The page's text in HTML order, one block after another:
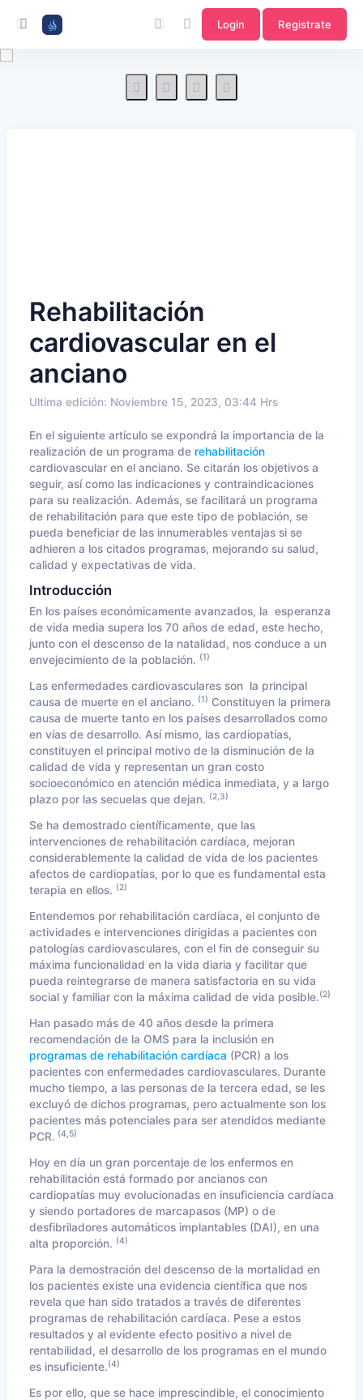
Login Registrate
Rehabilitación
cardiovascular en el
anciano
Ultima edición: Noviembre 15, 2023, 03:44 Hrs
En el siguiente artículo se expondrá la importancia de la
realización de un programa de rehabilitación
cardiovascular en el anciano. Se citarán los objetivos a
seguir, así como las indicaciones y contraindicaciones
para su realización. Además, se facilitará un programa
de rehabilitación para que este tipo de población, se
pueda beneficiar de las innumerables ventajas si se
adhieren a los citados programas, mejorando su salud,
calidad y expectativas de vida.
Introducción
En los países económicamente avanzados, la esperanza
de vida media supera los 70 años de edad, este hecho,
junto con el descenso de la natalidad, nos conduce a un
envejecimiento de la población. (1)
Las enfermedades cardiovasculares son la principal
causa de muerte en el anciano. (1) Constituyen la primera
causa de muerte tanto en los países desarrollados como
en vías de desarrollo. Así mismo, las cardiopatías,
constituyen el principal motivo de la disminución de la
calidad de vida y representan un gran costo
socioeconómico en atención médica inmediata, y a largo
plazo por las secuelas que dejan. (2,3)
Se ha demostrado científicamente, que las
intervenciones de rehabilitación cardíaca, mejoran
considerablemente la calidad de vida de los pacientes
afectos de cardiopatías, por lo que es fundamental esta
terapia en ellos. (2)
Entendemos por rehabilitación cardíaca, el conjunto de
actividades e intervenciones dirigidas a pacientes con
patologías cardiovasculares, con el fin de conseguir su
máxima funcionalidad en la vida diaria y facilitar que
pueda reintegrarse de manera satisfactoria en su vida
social y familiar con la máxima calidad de vida posible.(2)
Han pasado más de 40 años desde la primera
recomendación de la OMS para la inclusión en
programas de rehabilitación cardíaca (PCR) a los
pacientes con enfermedades cardiovasculares. Durante
mucho tiempo, a las personas de la tercera edad, se les
excluyó de dichos programas, pero actualmente son los
pacientes más potenciales para ser atendidos mediante
PCR. (4,5)
Hoy en día un gran porcentaje de los enfermos en
rehabilitación está formado por ancianos con
cardiopatías muy evolucionadas en insuficiencia cardíaca
y siendo portadores de marcapasos (MP) o de
desfibriladores automáticos implantables (DAI), en una
alta proporción. (4)
Para la demostración del descenso de la mortalidad en
los pacientes existe una evidencia científica que nos
revela que han sido tratados a través de diferentes
programas de rehabilitación cardíaca. Pese a estos
resultados y al evidente efecto positivo a nivel de
rentabilidad, el desarrollo de los programas en el mundo
es insuficiente.(4)
Es por ello, que se hace imprescindible, el conocimiento